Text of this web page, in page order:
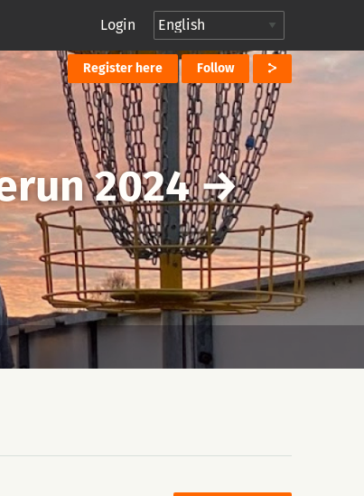
Login
Register here Follow
2024→